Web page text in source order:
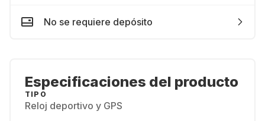
No se requiere depósito
Especificaciones del producto
TIPO
Reloj deportivo y GPS